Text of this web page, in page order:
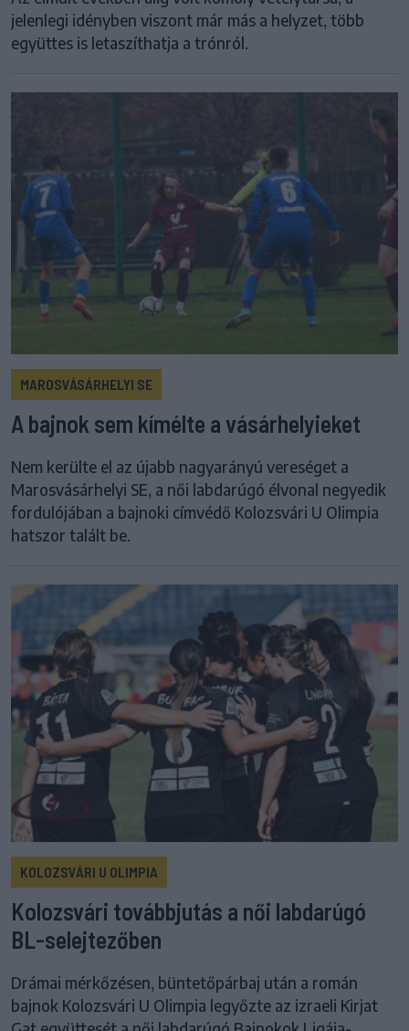
jelenlegi idényben viszont már más a helyzet, több
együttes is letaszíthatja a trónról.
MAROSVÁSÁRHELYI SE
A bajnok sem kímélte a vásárhelyieket
Nem kerülte el az újabb nagyarányú vereséget a
Marosvásárhelyi SE, a női labdarúgó élvonal negyedik
fordulójában a bajnoki címvédő Kolozsvári U Olimpia
hatszor talált be.
KOLOZSVÁRI U OLIMPIA
Kolozsvári továbbjutás a női labdarúgó
BL-selejtezőben
Drámai mérkőzésen, büntetőpárbaj után a román
bajnok Kolozsvári U Olimpia legyőzte az izraeli Kirjat